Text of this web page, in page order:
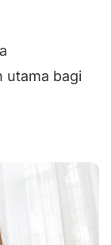
utama bagi